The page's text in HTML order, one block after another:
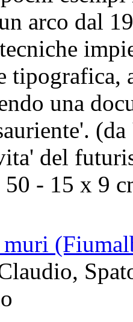
arco dal
tipografica,
una
del
50 - 15 x 9
muri